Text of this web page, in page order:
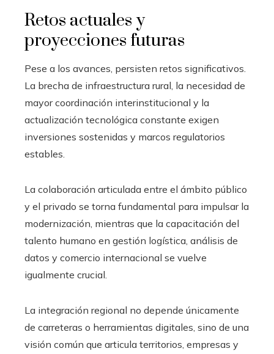
Retos actuales y
proyecciones futuras
Pese a los avances, persisten retos significativos.
La brecha de infraestructura rural, la necesidad de
mayor coordinación interinstitucional y la
actualización tecnológica constante exigen
inversiones sostenidas y marcos regulatorios
estables.
La colaboración articulada entre el ámbito público
y el privado se torna fundamental para impulsar la
modernización, mientras que la capacitación del
talento humano en gestión logística, análisis de
datos y comercio internacional se vuelve
igualmente crucial.
La integración regional no depende únicamente
de carreteras o herramientas digitales, sino de una
visión común que articula territorios, empresas y